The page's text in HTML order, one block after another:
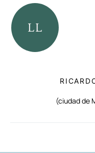
(ciudad de